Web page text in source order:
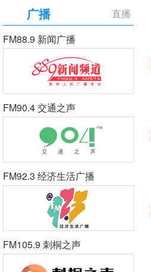
直播
广播
FM88.9 新闻广播
FM90.4 交通之声
FM92.3 经济生活广播
FM105.9 刺桐之声